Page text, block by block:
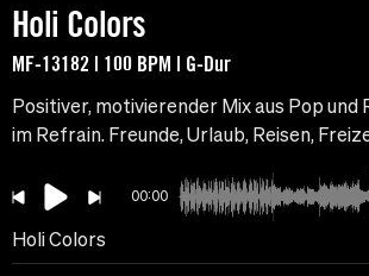
Holi Colors
MF-13182 | 100 BPM | G-Dur
Positiver, motivierender Mix aus Pop und
im Refrain. Freunde, Urlaub, Reisen,
00:00
Holi Colors